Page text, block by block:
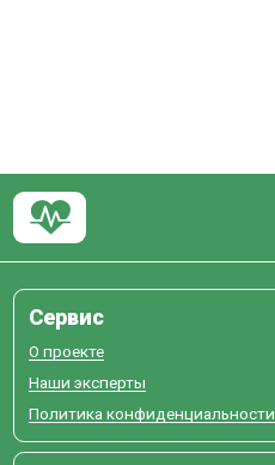
Сервис
О проекте
Наши эксперты
Политика конфиденциальности